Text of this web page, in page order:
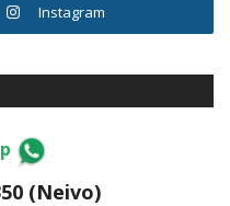
Instagram
(Neivo)